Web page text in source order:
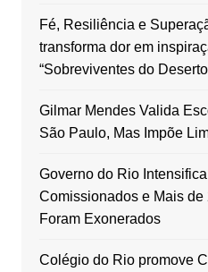
Fé, Resiliência e
transforma dor em
“Sobreviventes do
Gilmar Mendes Valida
São Paulo, Mas Impõe
Governo do Rio
Comissionados e Mais de
Foram Exonerados
Colégio do Rio promove